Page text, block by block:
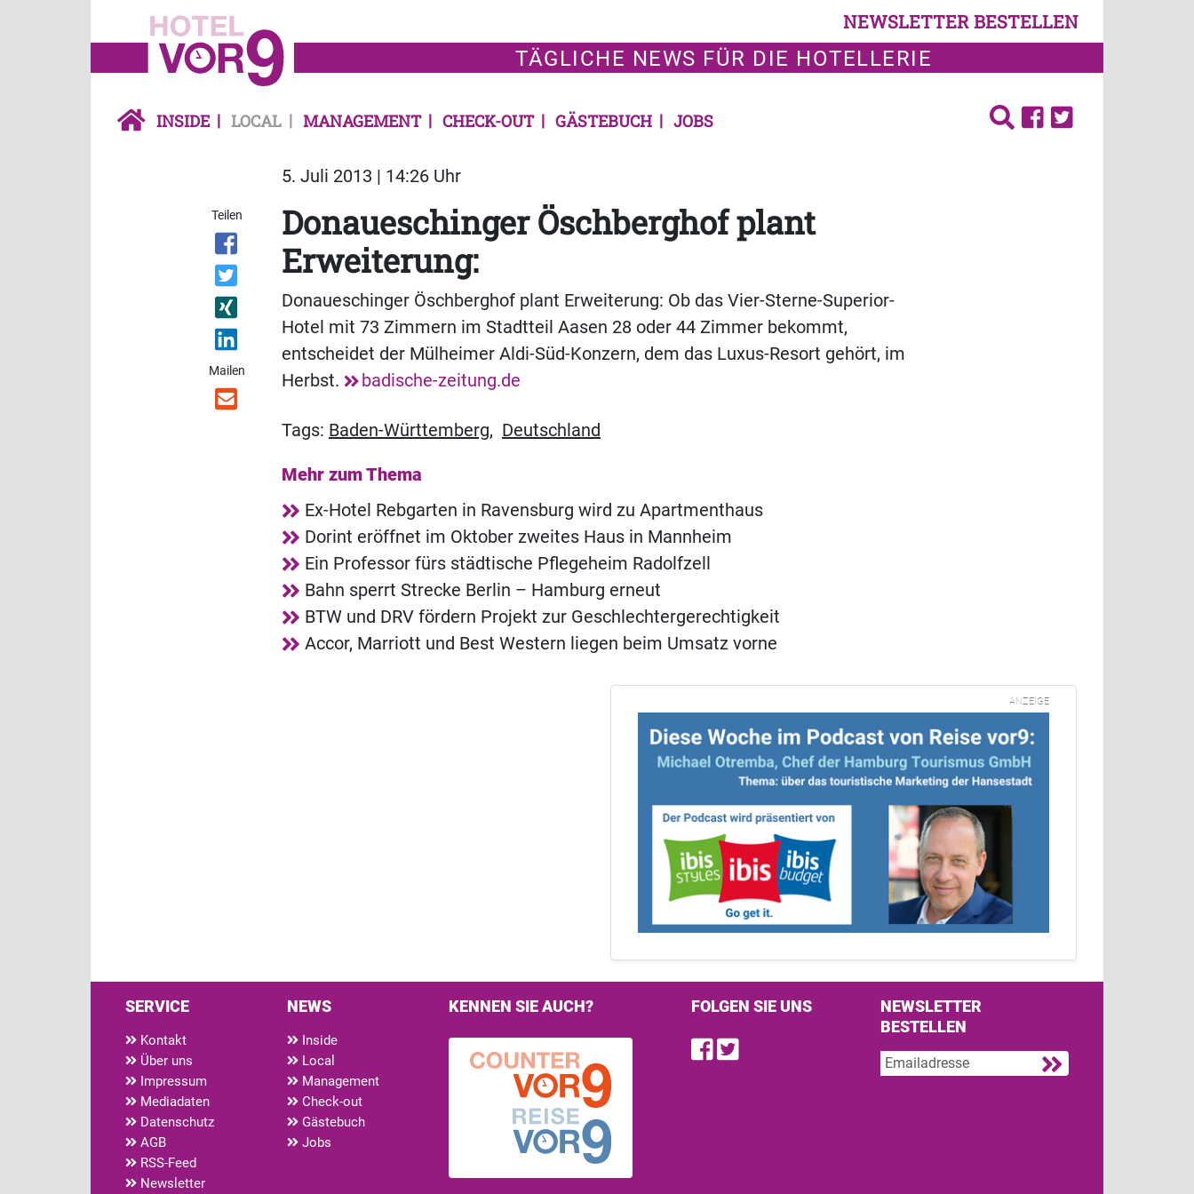
NEWSLETTER BESTELLEN
TÄGLICHE NEWS FÜR DIE HOTELLERIE
INSIDE LOCAL MANAGEMENT CHECK-OUT GÄSTEBUCH JOBS
5. Juli 2013 | 14:26 Uhr
Teilen
Mailen
Donaueschinger Öschberghof plant
Erweiterung:
Donaueschinger Öschberghof plant Erweiterung: Ob das Vier-Sterne-Superior-
Hotel mit 73 Zimmern im Stadtteil Aasen 28 oder 44 Zimmer bekommt,
entscheidet der Mülheimer Aldi-Süd-Konzern, dem das Luxus-Resort gehört, im
Herbst.
badische-zeitung.de
Tags: Baden-Württemberg, Deutschland
Mehr zum Thema
Ex-Hotel Rebgarten in Ravensburg wird zu Apartmenthaus
Dorint eröffnet im Oktober zweites Haus in Mannheim
Ein Professor fürs städtische Pflegeheim Radolfzell
Bahn sperrt Strecke Berlin – Hamburg erneut
BTW und DRV fördern Projekt zur Geschlechtergerechtigkeit
Accor, Marriott und Best Western liegen beim Umsatz vorne
ANZEIGE
SERVICE
Kontakt
Über uns
Impressum
Mediadaten
Datenschutz
AGB
RSS-Feed
Newsletter
NEWS
Inside
Local
Management
Check-out
Gästebuch
Jobs
KENNEN SIE AUCH? FOLGEN SIE UNS
Find us on Facebook
Follow us on Twitter
NEWSLETTER
BESTELLEN